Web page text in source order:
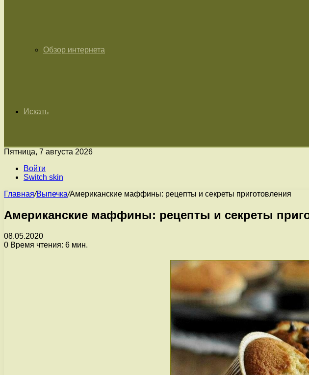
Обзор интернета
Искать
Пятница, 7 августа 2026
Войти
Switch skin
Главная/Выпечка/Американские маффины: рецепты и секреты приготовления
Американские маффины: рецепты и секреты
08.05.2020
0 Время чтения: 6 мин.